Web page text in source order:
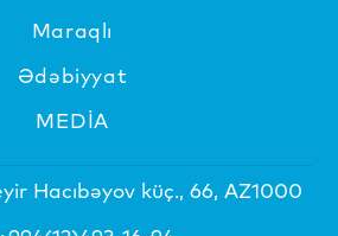
Maraqlı
Ədəbiyyat
MEDİA
Hacıbəyov küç., 66, AZ1000